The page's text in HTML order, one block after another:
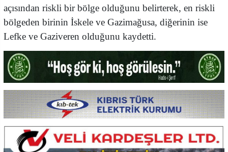
açısından riskli bir bölge olduğunu belirterek, en riskli
bölgeden birinin İskele ve Gazimağusa, diğerinin ise
Lefke ve Gaziveren olduğunu kaydetti.